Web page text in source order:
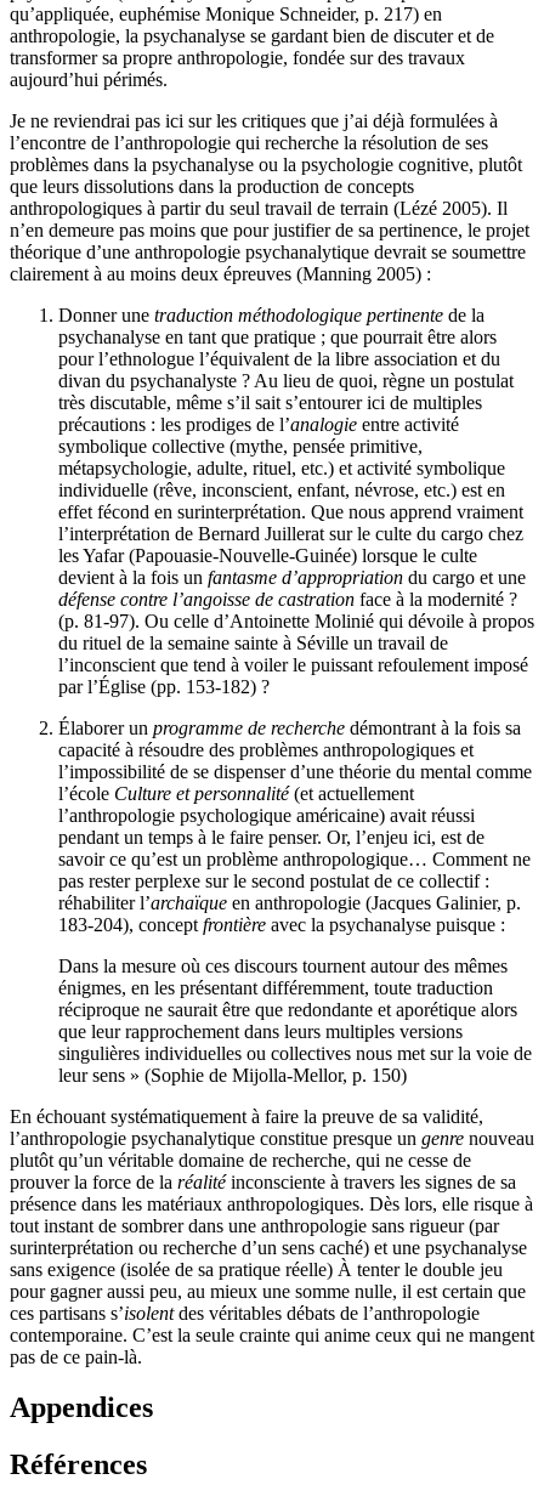
qu’appliquée, euphémise Monique Schneider, p. 217) en
anthropologie, la psychanalyse se gardant bien de discuter et de
transformer sa propre anthropologie, fondée sur des travaux
aujourd’hui périmés.
Je ne reviendrai pas ici sur les critiques que j’ai déjà formulées à
l’encontre de l’anthropologie qui recherche la résolution de ses
problèmes dans la psychanalyse ou la psychologie cognitive, plutôt
que leurs dissolutions dans la production de concepts
anthropologiques à partir du seul travail de terrain (Lézé 2005). Il
n’en demeure pas moins que pour justifier de sa pertinence, le projet
théorique d’une anthropologie psychanalytique devrait se soumettre
clairement à au moins deux épreuves (Manning 2005) :
Donner une traduction méthodologique pertinente de la
psychanalyse en tant que pratique ; que pourrait être alors
pour l’ethnologue l’équivalent de la libre association et du
divan du psychanalyste ? Au lieu de quoi, règne un postulat
très discutable, même s’il sait s’entourer ici de multiples
précautions : les prodiges de l’analogie entre activité
symbolique collective (mythe, pensée primitive,
métapsychologie, adulte, rituel, etc.) et activité symbolique
individuelle (rêve, inconscient, enfant, névrose, etc.) est en
effet fécond en surinterprétation. Que nous apprend vraiment
l’interprétation de Bernard Juillerat sur le culte du cargo chez
les Yafar (Papouasie-Nouvelle-Guinée) lorsque le culte
devient à la fois un fantasme d’appropriation du cargo et une
défense contre l’angoisse de castration face à la modernité ?
(p. 81-97). Ou celle d’Antoinette Molinié qui dévoile à propos
du rituel de la semaine sainte à Séville un travail de
l’inconscient que tend à voiler le puissant refoulement imposé
par l’Église (pp. 153-182) ?
Élaborer un programme de recherche démontrant à la fois sa
capacité à résoudre des problèmes anthropologiques et
l’impossibilité de se dispenser d’une théorie du mental comme
l’école Culture et personnalité(et actuellement
l’anthropologie psychologique américaine) avait réussi
pendant un temps à le faire penser. Or, l’enjeu ici, est de
savoir ce qu’est un problème anthropologique… Comment ne
pas rester perplexe sur le second postulat de ce collectif :
réhabiliter l’archaïque en anthropologie (Jacques Galinier, p.
183-204), concept frontière avec la psychanalyse puisque :
Dans la mesure où ces discours tournent autour des mêmes
énigmes, en les présentant différemment, toute traduction
réciproque ne saurait être que redondante et aporétique alors
que leur rapprochement dans leurs multiples versions
singulières individuelles ou collectives nous met sur la voie de
leur sens » (Sophie de Mijolla-Mellor, p. 150)
En échouant systématiquement à faire la preuve de sa validité,
l’anthropologie psychanalytique constitue presque un genre nouveau
plutôt qu’un véritable domaine de recherche, qui ne cesse de
prouver la force de la réalitéinconsciente à travers les signes de sa
présence dans les matériaux anthropologiques. Dès lors, elle risque à
tout instant de sombrer dans une anthropologie sans rigueur (par
surinterprétation ou recherche d’un sens caché) et une psychanalyse
sans exigence (isolée de sa pratique réelle) À tenter le double jeu
pour gagner aussi peu, au mieux une somme nulle, il est certain que
ces partisans s’isolentdes véritables débats de l’anthropologie
contemporaine. C’est la seule crainte qui anime ceux qui ne mangent
pas de ce pain-là.
Appendices
Références